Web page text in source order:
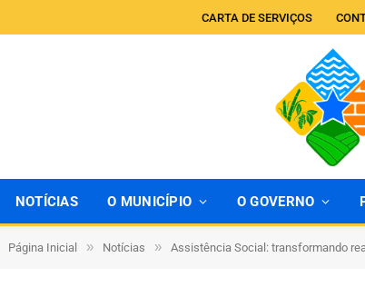
CARTA DE SERVIÇOS
NOTÍCIAS O MUNICÍPIO O GOVERNO
Página Inicial » Notícias » Assistência Social: transformando